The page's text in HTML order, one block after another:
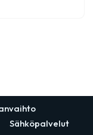
Sähköpalvelut